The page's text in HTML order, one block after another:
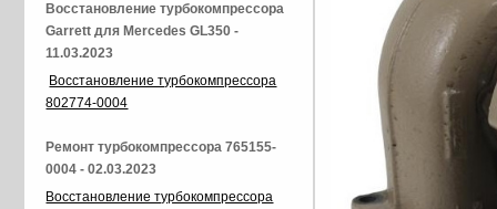
Восстановление турбокомпрессора
Garrett для Mercedes GL350 -
11.03.2023
Восстановление турбокомпрессора
802774-0004
Ремонт турбокомпрессора 765155-
0004 - 02.03.2023
Восстановление турбокомпрессора